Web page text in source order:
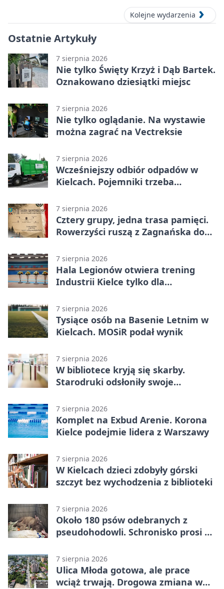
Kolejne wydarzenia
Ostatnie Artykuły
7 sierpnia 2026
Nie tylko Święty Krzyż i Dąb Bartek.
Oznakowano dziesiątki miejsc
7 sierpnia 2026
Nie tylko oglądanie. Na wystawie
można zagrać na Vectreksie
7 sierpnia 2026
Wcześniejszy odbiór odpadów w
Kielcach. Pojemniki trzeba
7 sierpnia 2026
Cztery grupy, jedna trasa pamięci.
Rowerzyści ruszą z Zagnańska do
7 sierpnia 2026
Hala Legionów otwiera trening
Industrii Kielce tylko dla
7 sierpnia 2026
Tysiące osób na Basenie Letnim w
Kielcach. MOSiR podał wynik
7 sierpnia 2026
W bibliotece kryją się skarby.
Starodruki odsłoniły swoje
7 sierpnia 2026
Komplet na Exbud Arenie. Korona
Kielce podejmie lidera z Warszawy
7 sierpnia 2026
W Kielcach dzieci zdobyły górski
szczyt bez wychodzenia z biblioteki
7 sierpnia 2026
Około 180 psów odebranych z
pseudohodowli. Schronisko prosi o
7 sierpnia 2026
Ulica Młoda gotowa, ale prace
wciąż trwają. Drogowa zmiana w